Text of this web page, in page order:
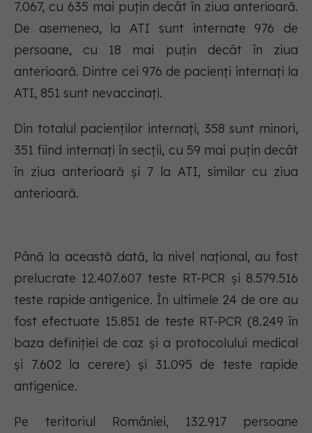
7.067, cu 635 mai puțin decât în ziua anterioară.
De asemenea, la ATI sunt internate 976 de
persoane, cu 18 mai puțin decât în ziua
anterioară. Dintre cei 976 de pacienți internați la
ATI, 851 sunt nevaccinați.
Din totalul pacienților internați, 358 sunt minori,
351 fiind internați în secții, cu 59 mai puțin decât
în ziua anterioară și 7 la ATI, similar cu ziua
anterioară.
Până la această dată, la nivel național, au fost
prelucrate 12.407.607 teste RT-PCR și 8.579.516
teste rapide antigenice. În ultimele 24 de ore au
fost efectuate 15.851 de teste RT-PCR (8.249 în
baza definiției de caz și a protocolului medical
și 7.602 la cerere) și 31.095 de teste rapide
antigenice.
Pe teritoriul României, 132.917 persoane